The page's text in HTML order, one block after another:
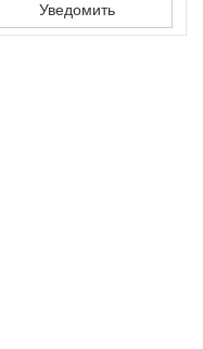
Уведомить